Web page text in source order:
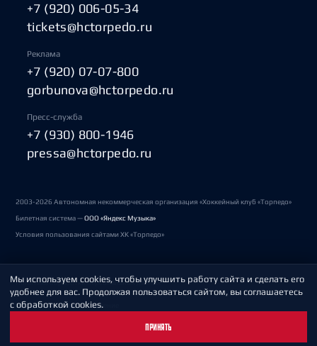
+7 (920) 006-05-34
tickets@hctorpedo.ru
Реклама
+7 (920) 07-07-800
gorbunova@hctorpedo.ru
Пресс-служба
+7 (930) 800-1946
pressa@hctorpedo.ru
2003-2026 Автономная некоммерческая организация «Хоккейный клуб «Торпедо»
Билетная система —ООО «Яндекс Музыка»
Условия пользования сайтами ХК «Торпедо»
Политика обработки персональных данных
Пользовательское соглашение
Мы используем cookies, чтобы улучшить работу сайта и сделать его
удобнее для вас. Продолжая пользоваться сайтом, вы соглашаетесь
с обработкой cookies.
ПРИНЯТЬ